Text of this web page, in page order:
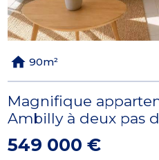
90m²
Magnifique
Ambilly à deux pas
549 000 €